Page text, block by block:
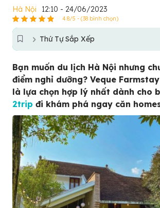
Hà Nội 12:10 - 24/06/2023
4.8/5 - (38 bình chọn)
Thứ Tự Sắp Xếp
Bạn muốn du lịch Hà Nội nhưng
điểm nghỉ dưỡng? Veque
là lựa chọn hợp lý nhất dành cho
2trip đi khám phá ngay căn